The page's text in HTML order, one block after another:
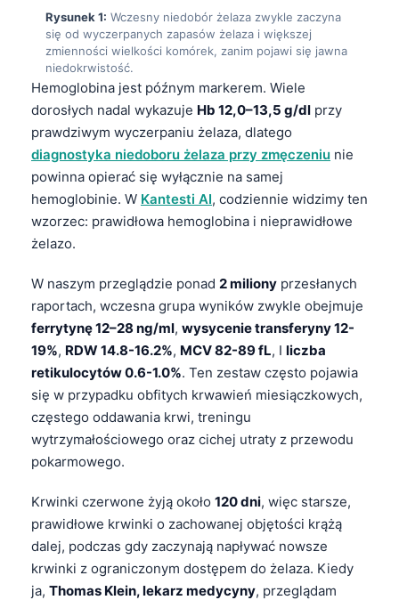
Rysunek 1: Wczesny niedobór żelaza zwykle zaczyna
się od wyczerpanych zapasów żelaza i większej
zmienności wielkości komórek, zanim pojawi się jawna
niedokrwistość.
Hemoglobina jest późnym markerem. Wiele
dorosłych nadal wykazuje Hb 12,0–13,5 g/dl przy
prawdziwym wyczerpaniu żelaza, dlatego
diagnostyka niedoboru żelaza przy zmęczeniu nie
powinna opierać się wyłącznie na samej
hemoglobinie. W Kantesti AI, codziennie widzimy ten
wzorzec: prawidłowa hemoglobina i nieprawidłowe
żelazo.
W naszym przeglądzie ponad 2 miliony przesłanych
raportach, wczesna grupa wyników zwykle obejmuje
ferrytynę 12–28 ng/ml, wysycenie transferyny 12-
19%, RDW 14.8-16.2%, MCV 82-89 fL, I liczba
retikulocytów 0.6-1.0%. Ten zestaw często pojawia
się w przypadku obfitych krwawień miesiączkowych,
częstego oddawania krwi, treningu
wytrzymałościowego oraz cichej utraty z przewodu
pokarmowego.
Krwinki czerwone żyją około 120 dni, więc starsze,
prawidłowe krwinki o zachowanej objętości krążą
dalej, podczas gdy zaczynają napływać nowsze
krwinki z ograniczonym dostępem do żelaza. Kiedy
ja, Thomas Klein, lekarz medycyny, przeglądam